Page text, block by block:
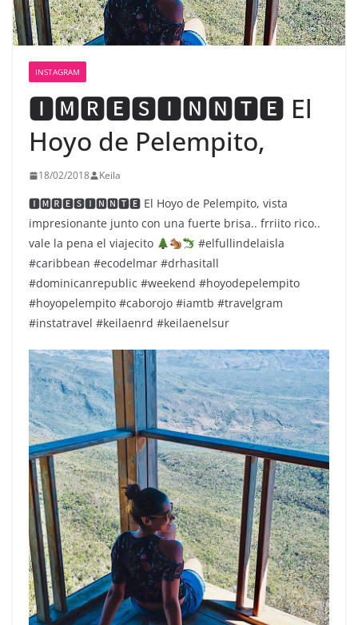
INSTAGRAM
🅸🅼🆁🅴🆂🅸🅽🅽🆃🅴 El
Hoyo de Pelempito,
18/02/2018 Keila
🅸🅼🆁🅴🆂🅸🅽🅽🆃🅴 El Hoyo de Pelempito, vista
impresionante junto con una fuerte brisa.. frriito rico..
vale la pena el viajecito
#elfullindelaisla
#caribbean #ecodelmar #drhasitall
#dominicanrepublic #weekend #hoyodepelempito
#hoyopelempito #caborojo #iamtb #travelgram
#instatravel #keilaenrd #keilaenelsur